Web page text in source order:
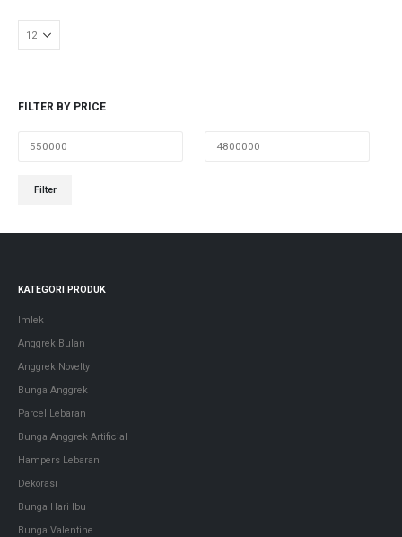
FILTER BY PRICE
price
price
Filter
KATEGORI PRODUK
Imlek
Anggrek Bulan
Anggrek Novelty
Bunga Anggrek
Parcel Lebaran
Bunga Anggrek Artificial
Hampers Lebaran
Dekorasi
Bunga Hari Ibu
Bunga Valentine